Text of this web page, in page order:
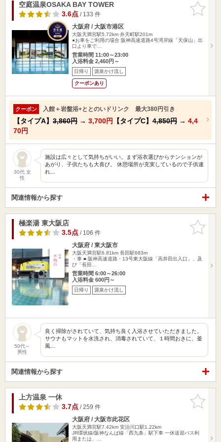
お気に入
りに追加
空庭温泉OSAKA BAY TOWER
3.6点/ 133 件
大阪府 / 大阪市港区
大阪天満宮駅5.72km 弁天町駅201m
●お車をご利用の場合 阪神高速道路4号湾岸線「天保山」出
口より車で…
営業時間 11:00～23:00
入浴料金 2,460円～
日帰り 源泉かけ流し
クーポンあり
クーポン 入館＋岩盤浴+ととのいドリンク 最大380円引き
【タイプA】 3,860円 → 3,700円 【タイプC】 4,850円 → 4,4
70円
30代 女
性
施設は広々として気持ちがいい。まず浴衣選びからテンションが
あがり、子供たちも大喜び。 休憩場所が充実しているので子供連
れ…
関連情報から探す
お気に入
りに追加
極楽湯 東大阪店
3.5点/ 106 件
大阪府 / 東大阪市
大阪天満宮駅6.81km 長田駅683m
・車 ■ 阪神高速道路・13号東大阪線「高井田出入口」、及
び「長田…
営業時間 6:00～26:00
入浴料金 600円～
日帰り 源泉かけ流し
50代～
男性
良く掃除がされていて、気持ち良く入浴させていただきました。
サウナもマットを水洗され、消毒されていて、１時間おきに、釜
風…
関連情報から探す
お気に入
りに追加
上方温泉 一休
3.7点/ 259 件
大阪府 / 大阪市此花区
大阪天満宮駅7.42km 安治川口駅1.22km
JR環状線/阪神なんば線「西九条」駅下車 一休送迎バス利
用または、…